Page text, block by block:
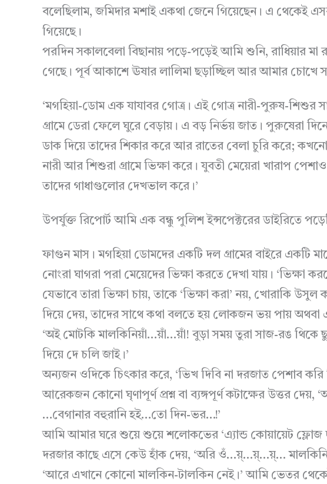
বলেছিলাম, জমিদার মশাই একথা জেনে গিয়েছেন। এ থেকেই
গিয়েছে।
পরদিন সকালবেলা বিছানায় পড়ে-পড়েই আমি শুনি, রাধিয়ার মা
গেছে। পূর্ব আকাশে ঊষার লালিমা ছড়াচ্ছিল আর আমার চোখে
‘মগহিয়া-ডোম এক যাযাবর গোত্র। এই গোত্র নারী-পুরুষ-শিশুর
গ্রামে ডেরা ফেলে ঘুরে বেড়ায়। এ বড় নির্ভয় জাত। পুরুষেরা
ডাক দিয়ে তাদের শিকার করে আর রাতের বেলা চুরি করে;
নারী আর শিশুরা গ্রামে ভিক্ষা করে। যুবতী মেয়েরা খারাপ
তাদের গাধাগুলোর দেখভাল করে।’
উপর্যুক্ত রিপোর্ট আমি এক বন্ধু পুলিশ ইন্সপেক্টরের ডাইরিতে
ফাগুন মাস। মগহিয়া ডোমদের একটি দল গ্রামের বাইরে একটি
নোংরা ঘাগরা পরা মেয়েদের ভিক্ষা করতে দেখা যায়। ‘ভিক্ষা
যেভাবে তারা ভিক্ষা চায়, তাকে ‘ভিক্ষা করা’ নয়, খোরাকি
দিয়ে দেয়, তাদের সাথে কথা বলতে হয় লোকজন ভয় পায় অথবা
‘অই মোটকি মালকিনিয়াঁ…য়াঁ…য়াঁ! বুড়া সময় তুরা সাজ-রঙ থিকে
দিয়ে দে চলি জাই।’
অন্যজন ওদিকে চিৎকার করে, ‘ভিখ দিবি না দরজাত পেশাব করি
আরেকজন কোনো ঘৃণাপূর্ণ প্রশ্ন বা ব্যঙ্গপূর্ণ কটাক্ষের উত্তর দেয়,
…বেগানার বহুরানি হই…তো দিন-ভর…!’
আমি আমার ঘরে শুয়ে শুয়ে শলোকভের ‘এ্যান্ড কোয়ায়েট ফ্লোজ
দরজার কাছে এসে কেউ হাঁক দেয়, ‘অরি ওঁ…য়্…য়্…য়্…
‘আরে এখানে কোনো মালকিন-টালকিন নেই।’ আমি ভেতর